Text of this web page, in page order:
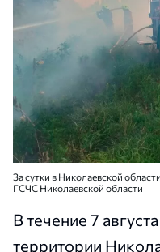
За сутки в Николаевской
ГСЧС Николаевской области
В течение 7
территории